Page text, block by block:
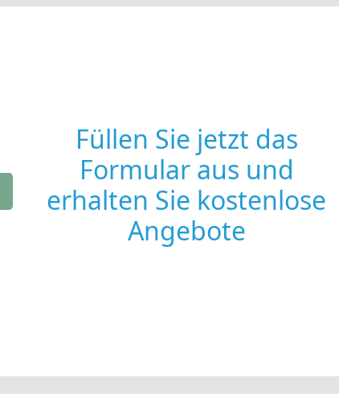
Füllen Sie jetzt das
Formular aus und
erhalten Sie kostenlose
Angebote